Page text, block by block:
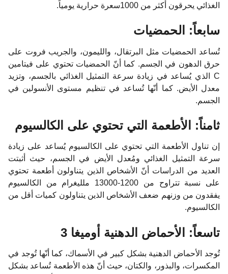
الغذائي يحرقون أكثر من 1000سعرة حرارية يومياً.
سابعاً: الحمضيات
تُساعد الحمضيات مثل البرتقال، والليمون، والجريب فروت على
حرق الدهون في الجسم. كما أنّ الحمضيات تحتوي على فيتامين
C الذي يُساعد في زيادة سرعة التمثيل الغذائي بالجسم، وتزيد
معدل الأيض. كما أنّها تُساعد في تنظيم مستوى الأنسولين في
الجسم.
ثامناً: الأطعمة التي تحتوي على الكالسيوم
إن تناول الأطعمة التي تحتوي على الكالسيوم يُساعد على زيادة
سرعة التمثيل الغذائي ومُعدل الأيض في الجسم، حيث أثبتت
العديد من الدراسات أنّ الأشخاص الذين يتناولون أطعمة تحتوي
على نسبة تتراوح من 1200-13000 ملليغرام من الكالسيوم
يفقدون من وزنهم ضعف الأشخاص الذين يتناولون كميات أقل من
الكالسيوم.
تاسعاً: الأحماض الدهنية أوميغا 3
تُوجد الأحماض الدهنية بشكل كبير في الأسماك، كما أنّها تُوجد في
المكسرات، والبذور، والكتان، حيث أنّ هذه الأطعمة تُساعد بشكل